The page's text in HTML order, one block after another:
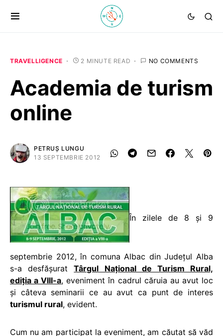
TRAVELLIGENCE 2 MINUTE READ NO COMMENTS
Academia de turism
online
PETRUȘ LUNGU
13 SEPTEMBRIE 2012
În zilele de 8 și 9
septembrie 2012, în comuna Albac din Județul Alba
s-a desfășuratTârgul Național de Turism Rural,
ediția a VIII-a, eveniment în cadrul căruia au avut loc
și câteva seminarii ce au avut ca punt de interes
turismul rural, evident.
Cum nu am participat la eveniment, am căutat să văd